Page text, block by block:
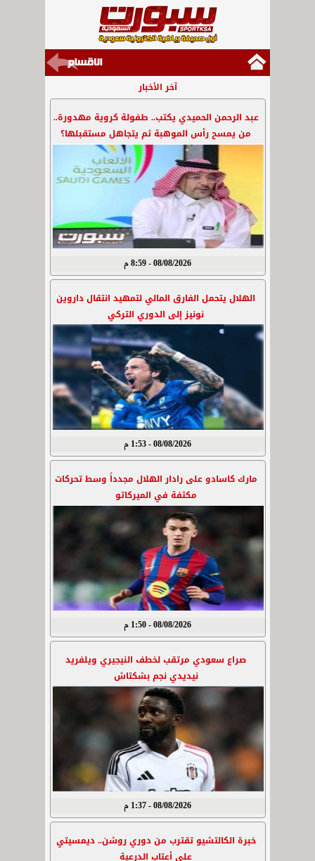
آخر الأخبار
عبد الرحمن الحميدي يكتب.. طفولة كروية مهدورة..
من يمسح رأس الموهبة ثم يتجاهل مستقبلها؟
08/08/2026 - 8:59 م
الهلال يتحمل الفارق المالي لتمهيد انتقال داروين
نونيز إلى الدوري التركي
08/08/2026 - 1:53 م
مارك كاسادو على رادار الهلال مجدداً وسط تحركات
مكثفة في الميركاتو
08/08/2026 - 1:50 م
صراع سعودي مرتقب لخطف النيجيري ويلفريد
نيديدي نجم بشكتاش
08/08/2026 - 1:37 م
خبرة الكالتشيو تقترب من دوري روشن.. ديمسيتي
على أعتاب الدرعية